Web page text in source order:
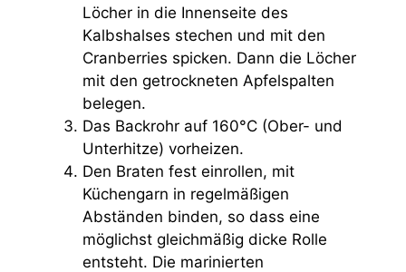
Löcher in die Innenseite des
Kalbshalses stechen und mit den
Cranberries spicken. Dann die Löcher
mit den getrockneten Apfelspalten
belegen.
Das Backrohr auf 160°C (Ober- und
Unterhitze) vorheizen.
Den Braten fest einrollen, mit
Küchengarn in regelmäßigen
Abständen binden, so dass eine
möglichst gleichmäßig dicke Rolle
entsteht. Die marinierten